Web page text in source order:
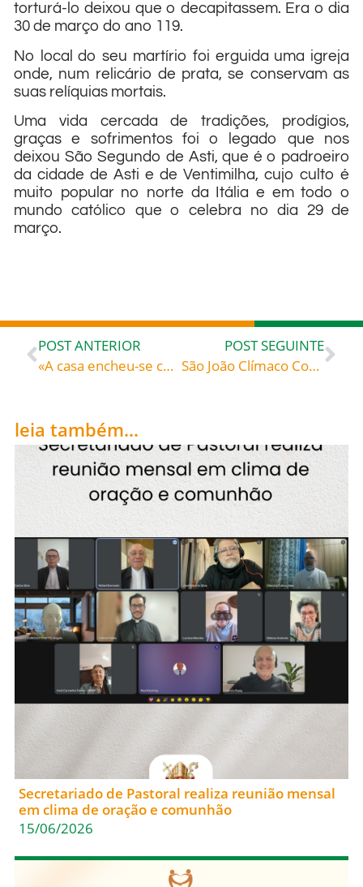
torturá-lo deixou que o decapitassem. Era o dia
30 de março do ano 119.
No local do seu martírio foi erguida uma igreja
onde, num relicário de prata, se conservam as
suas relíquias mortais.
Uma vida cercada de tradições, prodígios,
graças e sofrimentos foi o legado que nos
deixou São Segundo de Asti, que é o padroeiro
da cidade de Asti e de Ventimilha, cujo culto é
muito popular no norte da Itália e em todo o
mundo católico que o celebra no dia 29 de
março.
POST ANTERIOR
«A casa encheu-se com o perfume do bálsamo» – Comentário do dia São Cromácio de Aquileia (?-407) bispo Sermão 11
POST SEGUINTE
São João Clímaco Confessor (579+649), celebrado hoje, 30, roga por todos nós!
leia também...
Secretariado de Pastoral realiza reunião mensal
em clima de oração e comunhão
15/06/2026